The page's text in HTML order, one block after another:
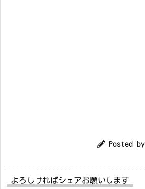
Posted by
よろしければシェアお願いします